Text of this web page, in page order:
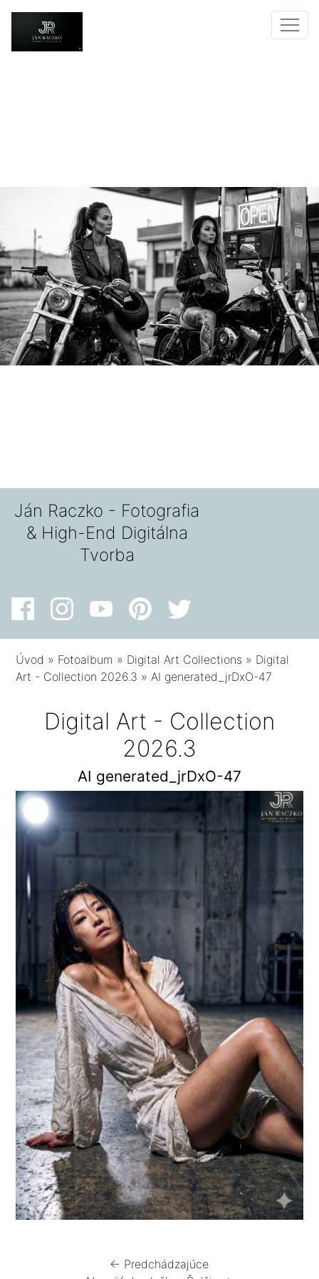
Ján Raczko - Fotografia
& High-End Digitálna
Tvorba
Úvod » Fotoalbum » Digital Art Collections » Digital
Art - Collection 2026.3 »AI generated_jrDxO-47
Digital Art - Collection
2026.3
AI generated_jrDxO-47
← Predchádzajúce